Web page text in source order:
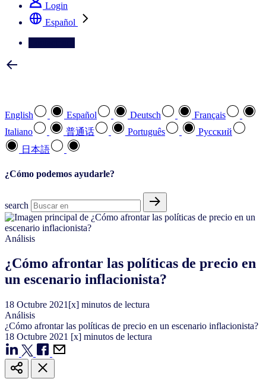
Login
Español
English Español Deutsch
Français
Italiano
普通话 Português
Pусский
日本語
¿Cómo podemos ayudarle?
search
Análisis
¿Cómo afrontar las políticas de precio en
un escenario inflacionista?
18 Octubre 2021 [x] minutos de lectura
Análisis
¿Cómo afrontar las políticas de precio en un escenario inflacionista?
18 Octubre 2021 [x] minutos de lectura